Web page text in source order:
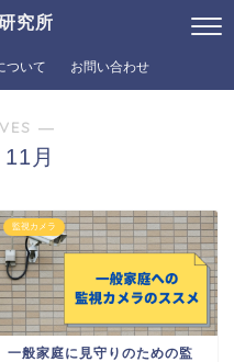
究所
ついて お問い合わせ
―
月
監視カメラ
一般家庭に見守りのための監